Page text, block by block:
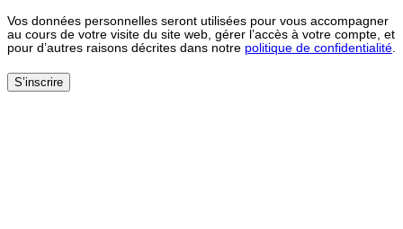
Vos données personnelles seront utilisées pour vous accompagner
au cours de votre visite du site web, gérer l’accès à votre compte, et
pour d’autres raisons décrites dans notre politique de confidentialité
S’inscrire